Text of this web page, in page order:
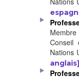
Conseil
Nations
anglais]